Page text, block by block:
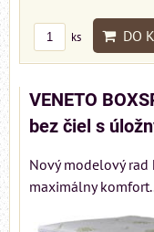
ks DO
VENETO
bez čiel s
Nový modelový
maximálny